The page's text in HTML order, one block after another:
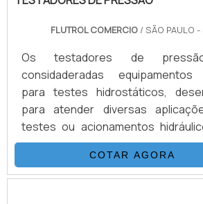
FLUTROL COMERCIO / SÃO PAULO -
Os testadores de
considaderadas
para testes hidrostáticos,
para atender diversas
testes ou acionamentos
sistema é composto basicamente
Bomba Hidropneumática
preparação de ar, conjunto
COTAR AGORA